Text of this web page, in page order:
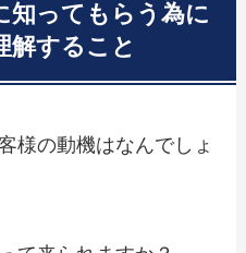
知ってもらう為に
解すること
様の動機はなんでしょ